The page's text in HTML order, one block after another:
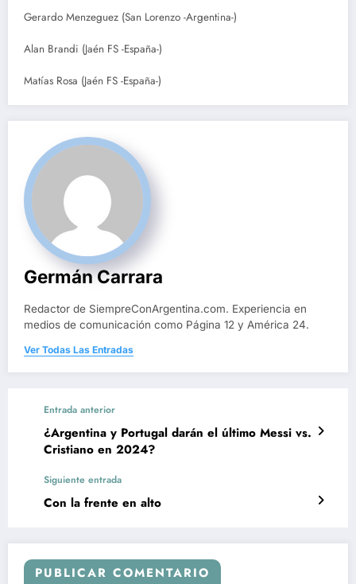
Gerardo Menzeguez (San Lorenzo -Argentina-)
Alan Brandi (Jaén FS -España-)
Matías Rosa (Jaén FS -España-)
Germán Carrara
Redactor de SiempreConArgentina.com. Experiencia en
medios de comunicación como Página 12 y América 24.
Ver Todas Las Entradas
Entrada anterior
¿Argentina y Portugal darán el último Messi vs.
Cristiano en 2024?
Siguiente entrada
Con la frente en alto
PUBLICAR COMENTARIO